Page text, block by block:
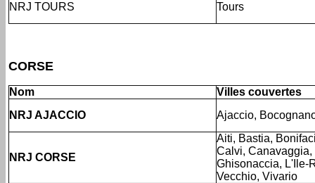
NRJ TOURS Tours
CORSE
Nom
Villes couvertes
NRJ AJACCIO
Ajaccio,
NRJ CORSE
Aiti, Bastia,
Calvi,
Ghisonaccia, L'Ile-
Vecchio, Vivario